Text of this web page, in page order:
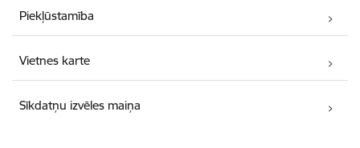
Piekļūstamība
Vietnes karte
Sīkdatņu izvēles maiņa